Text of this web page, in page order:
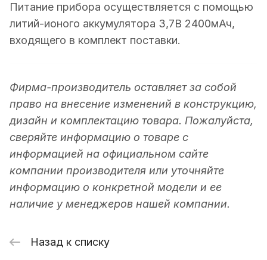
Питание прибора осуществляется с помощью
литий-ионого аккумулятора 3,7В 2400мАч,
входящего в комплект поставки.
Фирма-производитель оставляет за собой
право на внесение изменений в конструкцию,
дизайн и комплектацию товара. Пожалуйста,
сверяйте информацию о товаре с
информацией на официальном сайте
компании производителя или уточняйте
информацию о конкретной модели и ее
наличие у менеджеров нашей компании.
Назад к списку